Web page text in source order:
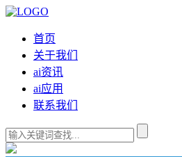
首页
关于我们
ai资讯
ai应用
联系我们